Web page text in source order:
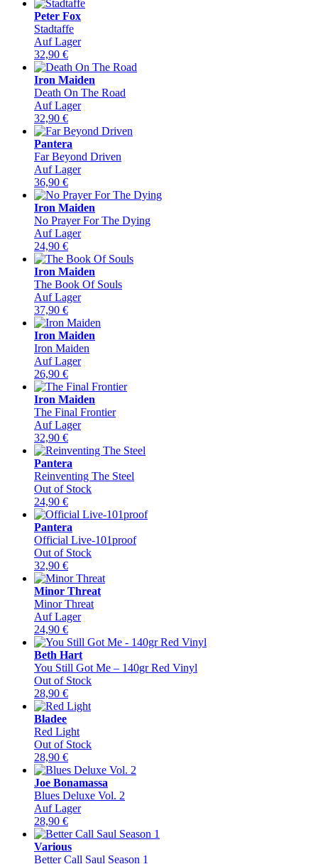
Peter Fox
Stadtaffe
Auf Lager
32,90 €
Iron Maiden
Death On The Road
Auf Lager
32,90 €
Pantera
Far Beyond Driven
Auf Lager
36,90 €
Iron Maiden
No Prayer For The Dying
Auf Lager
24,90 €
Iron Maiden
The Book Of Souls
Auf Lager
37,90 €
Iron Maiden
Iron Maiden
Auf Lager
26,90 €
Iron Maiden
The Final Frontier
Auf Lager
32,90 €
Pantera
Reinventing The Steel
Out of Stock
24,90 €
Pantera
Official Live-101proof
Out of Stock
32,90 €
Minor Threat
Minor Threat
Auf Lager
24,90 €
Beth Hart
You Still Got Me – 140gr Red Vinyl
Out of Stock
28,90 €
Bladee
Red Light
Out of Stock
28,90 €
Joe Bonamassa
Blues Deluxe Vol. 2
Auf Lager
28,90 €
Various
Better Call Saul Season 1